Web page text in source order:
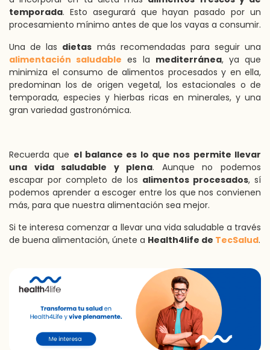
temporada. Esto asegurará que hayan pasado por un
procesamiento mínimo antes de que los vayas a consumir.
Una de las dietas más recomendadas para seguir una
alimentación saludable es la mediterránea, ya que
minimiza el consumo de alimentos procesados y en ella,
predominan los de origen vegetal, los estacionales o de
temporada, especies y hierbas ricas en minerales, y una
gran variedad gastronómica.
Recuerda que el balance es lo que nos permite llevar
una vida saludable y plena. Aunque no podemos
escapar por completo de los alimentos procesados, sí
podemos aprender a escoger entre los que nos convienen
más, para que nuestra alimentación sea mejor.
Si te interesa comenzar a llevar una vida saludable a través
de buena alimentación, únete a Health4life de TecSalud.